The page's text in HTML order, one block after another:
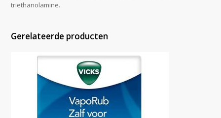
triethanolamine.
Gerelateerde producten